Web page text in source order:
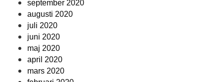
september 2020
augusti 2020
juli 2020
juni 2020
maj 2020
april 2020
mars 2020